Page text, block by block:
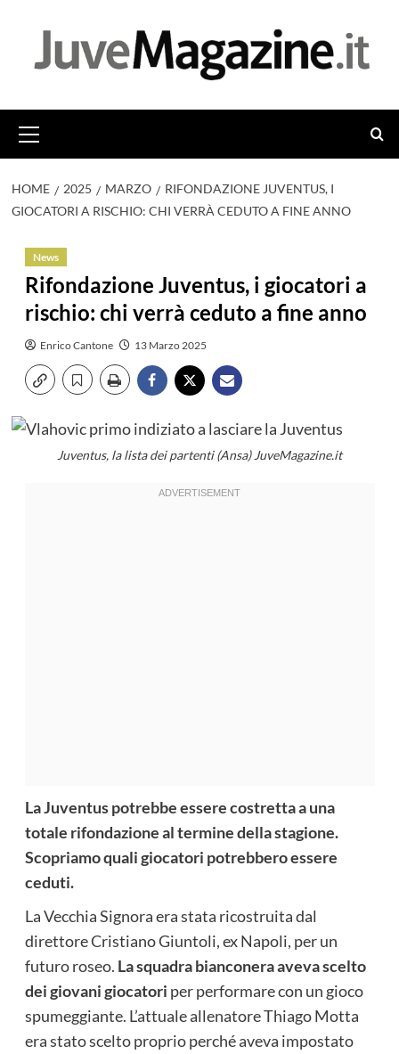
principale
HOME 2025 MARZO
RIFONDAZIONE JUVENTUS, I
GIOCATORI A RISCHIO: CHI VERRÀ CEDUTO A FINE ANNO
News
Rifondazione Juventus, i giocatori a
rischio: chi verrà ceduto a fine anno
Enrico Cantone 13 Marzo 2025
Juventus, la lista dei partenti (Ansa) JuveMagazine.it
La Juventus potrebbe essere costretta a una
totale rifondazione al termine della stagione.
Scopriamo quali giocatori potrebbero essere
ceduti.
La Vecchia Signora era stata ricostruita dal
direttore Cristiano Giuntoli, ex Napoli, per un
futuro roseo. La squadra bianconera aveva scelto
dei giovani giocatori per performare con un gioco
spumeggiante. L’attuale allenatore Thiago Motta
era stato scelto proprio perché aveva impostato